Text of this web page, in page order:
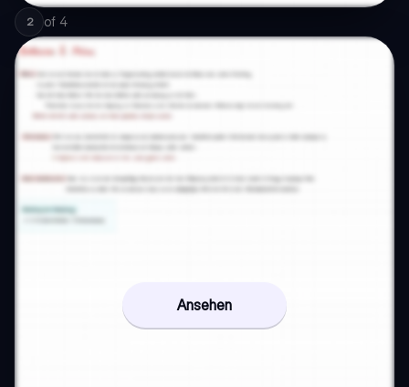
2 of 4
Ansehen